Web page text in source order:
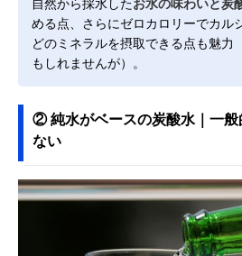
自然から採水したお水の味わいと炭
める点、さらにゼロカロリーでカル
どのミネラルを摂取できる点も魅力
もしれませんが）。
② 純水がベースの炭酸水｜一般
ない